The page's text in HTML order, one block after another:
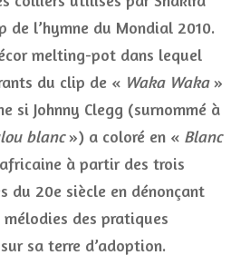
de l’hymne du Mondial 2010.
melting-pot dans lequel
du clip de « Waka Waka»
si Johnny Clegg (surnommé à
blanc») a coloré en « Blanc
à partir des trois
du 20e siècle en dénonçant
des pratiques
sa terre d’adoption.